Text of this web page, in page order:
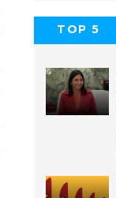
TOP 5